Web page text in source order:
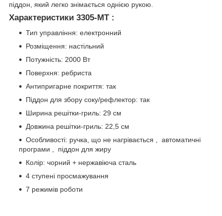
піддон, який легко знімається однією рукою.
Характеристики 3305-MT :
Тип управління: електронний
Розміщення: настільний
Потужність: 2000 Вт
Поверхня: ребриста
Антипригарне покриття: так
Піддон для збору соку/рефлектор: так
Ширина решітки-гриль: 29 см
Довжина решітки-гриль: 22,5 см
Особливості: ручка, що не нагрівається , автоматичні
програми , піддон для жиру
Колір: чорний + нержавіюча сталь
4 ступені просмажування
7 режимів роботи